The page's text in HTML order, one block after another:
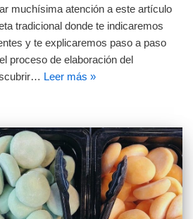
muchísima atención a este artículo
tradicional donde te indicaremos
y te explicaremos paso a paso
proceso de elaboración del
Leer más »